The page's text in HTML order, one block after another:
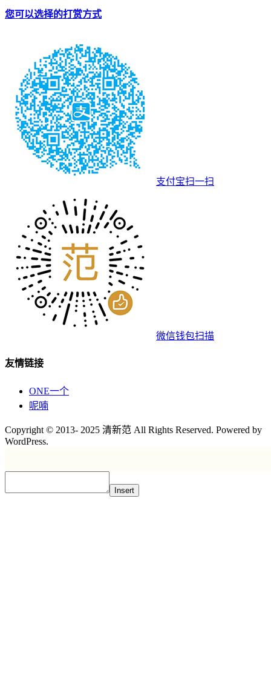
您可以选择的打赏方式
支付宝扫一扫
微信钱包扫描
友情链接
ONE一个
呢喃
Copyright © 2013- 2025 清新范 All Rights Reserved. Powered by
WordPress.
Insert